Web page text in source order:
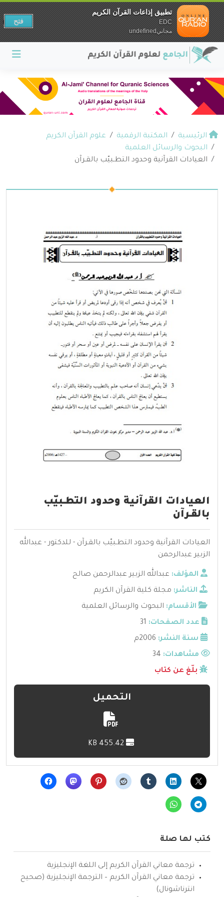
الرئيسية المكتبة الرقمية
علوم القرآن الكريم
البحوث والرسائل العلمية
العيادات القرآنية وحدود التطـبيّب بالقـرآن
العيادات القرآنية وحدود التطـبيّب
بالقـرآن
العيادات القرآنية وحدود التطـبيّب بالقـرآن - للدكتور - عبدالله
الزبير عبدالرحمن
المؤلف: عبدالله الزبير عبدالرحمن صالح
الناشر: مجلة كلية القرآن الكريم
الأقسام: البحوث والرسائل العلمية
عدد الصفحات: 31
سنة النشر: 2006م
مشاهدات:
بلّغ عن كتاب
التحميل
كتب لها صلة
ترجمة معاني القرآن الكريم إلى اللغة الإنجليزية
ترجمة معاني القرآن الكريم – الترجمة الإنجليزية (صحيح
انترناشونال)
تطبيق إذاعات القرآن الكريم
EDC
مجانيundefined
فتح